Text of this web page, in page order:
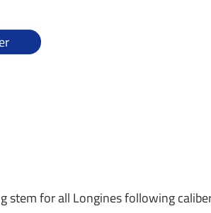
stem for all Longines following